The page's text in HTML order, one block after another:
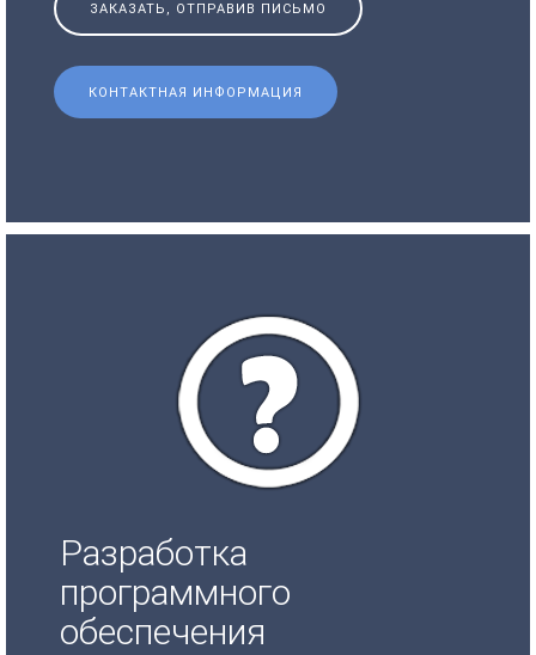
ЗАКАЗАТЬ, ОТПРАВИВ ПИСЬМО
КОНТАКТНАЯ ИНФОРМАЦИЯ
Разработка
программного
обеспечения